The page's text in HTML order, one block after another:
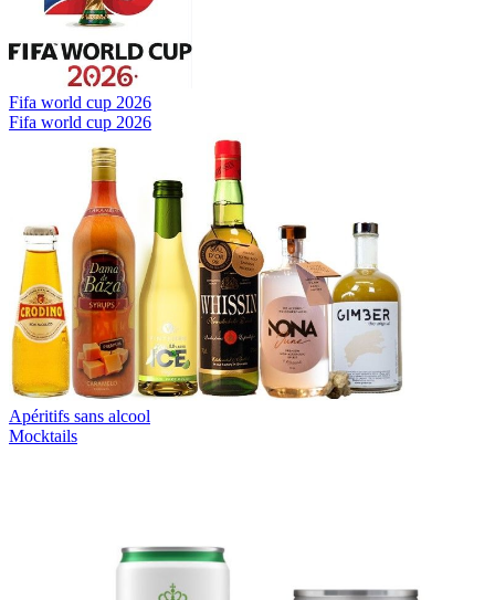
Fifa world cup 2026
Fifa world cup 2026
Apéritifs sans alcool
Mocktails